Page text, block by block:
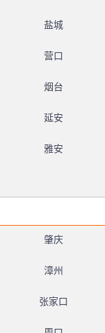
盐城
营口
烟台
延安
雅安
肇庆
漳州
张家口